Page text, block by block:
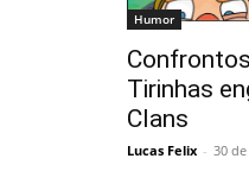
Humor
Tirinhas
Clans
Lucas Felix - 30